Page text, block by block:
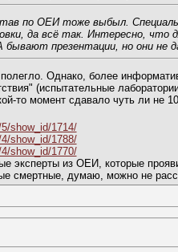
по ОЕИ тоже выбыл.
да всё так. Интересно, что
бывают презентации, но они не
Однако, более
(испытательные
то момент сдавало чуть ли не
show_id/1714/
show_id/1788/
show_id/1770/
эксперты из ОЕИ, которые
смертные, думаю, можно не